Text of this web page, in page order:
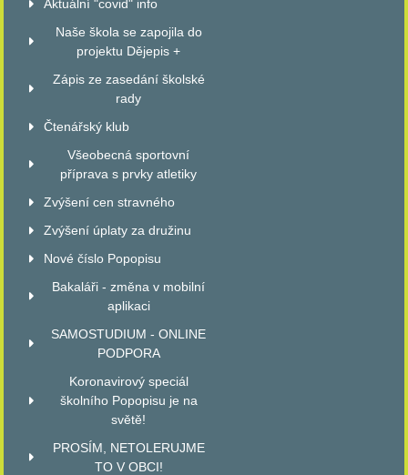
Aktuální "covid" info
Naše škola se zapojila do
projektu Dějepis +
Zápis ze zasedání školské
rady
Čtenářský klub
Všeobecná sportovní
příprava s prvky atletiky
Zvýšení cen stravného
Zvýšení úplaty za družinu
Nové číslo Popopisu
Bakaláři - změna v mobilní
aplikaci
SAMOSTUDIUM - ONLINE
PODPORA
Koronavirový speciál
školního Popopisu je na
světě!
PROSÍM, NETOLERUJME
TO V OBCI!